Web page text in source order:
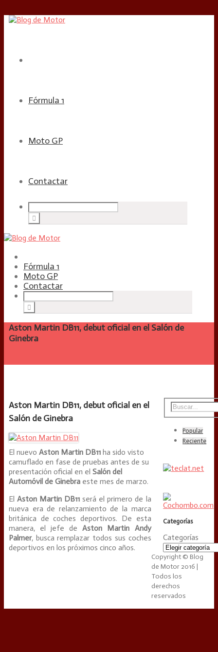
Fórmula 1
Moto GP
Contactar
Fórmula 1
Moto GP
Contactar
Aston Martin DB11, debut oficial en el Salón de
Ginebra
Aston Martin DB11, debut oficial en el
Salón de Ginebra
El nuevo Aston Martin DB11 ha sido visto
camuflado en fase de pruebas antes de su
presentación oficial en el Salón del
Automóvil de Ginebra este mes de marzo.
ElAston Martin DB11 será el primero de la
nueva era de relanzamiento de la marca
británica de coches deportivos. De esta
manera, el jefe deAston Martin Andy
Palmer, busca remplazar todos sus coches
deportivos en los próximos cinco años.
Popular
Reciente
Categorías
Categorías
Copyright © Blog
de Motor 2016 |
Todos los
derechos
reservados